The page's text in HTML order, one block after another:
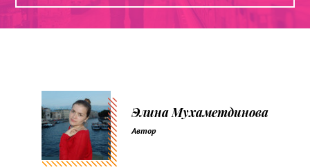
Элина Мухаметдинова
Автор